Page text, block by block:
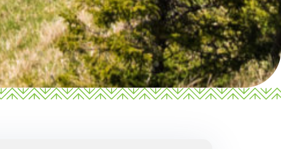
Žilinský turistický kraj
Dobrý deň, hľadáte tip na výlet,
podujatie, niečo pre deti alebo
cyklotrasu? Napíšte mi.